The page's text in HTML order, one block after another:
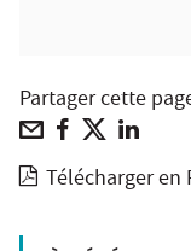
Partager cette
Télécharger en